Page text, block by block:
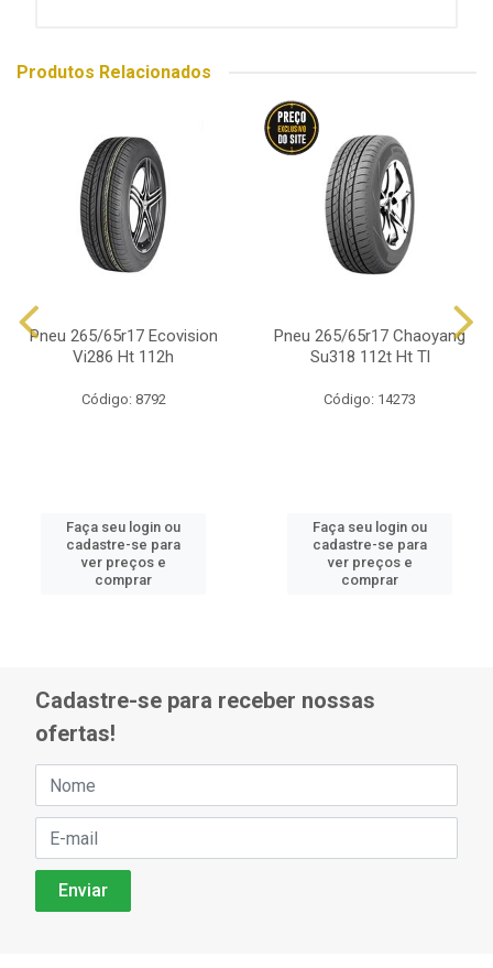
Produtos Relacionados
Pneu 265/65r17 Ecovision
Vi286 Ht 112h
Código: 8792
Faça seu login ou
cadastre-se para
ver preços e
comprar
Pneu 265/65r17 Chaoyang
Su318 112t Ht Tl
Código: 14273
Faça seu login ou
cadastre-se para
ver preços e
comprar
Cadastre-se para receber nossas
ofertas!